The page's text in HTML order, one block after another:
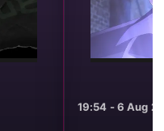
19:54 - 6 Aug